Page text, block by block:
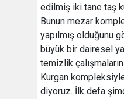
edilmiş iki tane taş
Bunun mezar
yapılmış olduğunu
büyük bir dairesel
temizlik
Kurgan
diyoruz. İlk defa